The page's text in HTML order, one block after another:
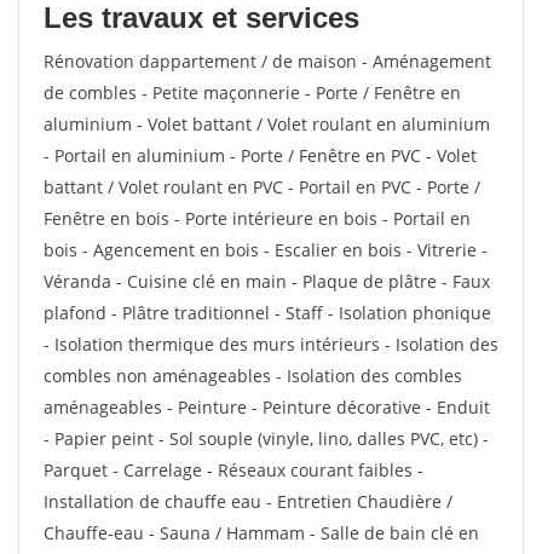
Les travaux et services
Rénovation dappartement / de maison - Aménagement
de combles - Petite maçonnerie - Porte / Fenêtre en
aluminium - Volet battant / Volet roulant en aluminium
- Portail en aluminium - Porte / Fenêtre en PVC - Volet
battant / Volet roulant en PVC - Portail en PVC - Porte /
Fenêtre en bois - Porte intérieure en bois - Portail en
bois - Agencement en bois - Escalier en bois - Vitrerie -
Véranda - Cuisine clé en main - Plaque de plâtre - Faux
plafond - Plâtre traditionnel - Staff - Isolation phonique
- Isolation thermique des murs intérieurs - Isolation des
combles non aménageables - Isolation des combles
aménageables - Peinture - Peinture décorative - Enduit
- Papier peint - Sol souple (vinyle, lino, dalles PVC, etc) -
Parquet - Carrelage - Réseaux courant faibles -
Installation de chauffe eau - Entretien Chaudière /
Chauffe-eau - Sauna / Hammam - Salle de bain clé en